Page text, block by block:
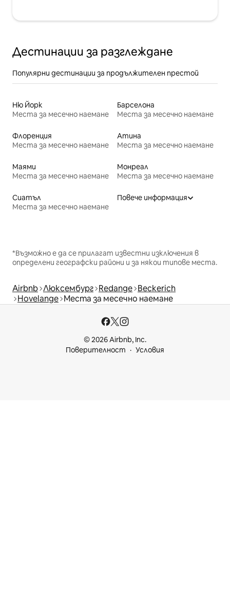
Дестинации за разглеждане
Популярни дестинации за продължителен престой
Ню Йорк
Места за месечно наемане
Барселона
Места за месечно наемане
Флоренция
Места за месечно наемане
Атина
Места за месечно наемане
Маями
Места за месечно наемане
Монреал
Места за месечно наемане
Сиатъл
Места за месечно наемане
Повече информация
*Възможно е да се прилагат известни изключения в
определени географски райони и за някои типове места.
Airbnb Люксембург Redange Beckerich
Hovelange Места за месечно наемане
© 2026 Airbnb, Inc.
Поверителност
Условия